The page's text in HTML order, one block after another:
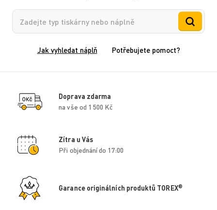
Vyhledávání
Jak vyhledat náplň Potřebujete pomoct?
Doprava zdarma
na vše od 1 500 Kč
Zítra u Vás
Při objednání do 17:00
Garance originálních produktů TOREX®